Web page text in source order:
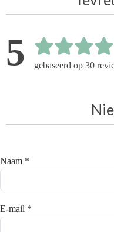
5 gebaseerd op 30
Naam *
E-mail *